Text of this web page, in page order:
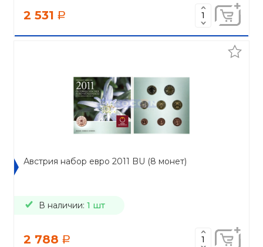
2 531 a
Австрия набор евро 2011 BU (8 монет)
В наличии: 1 шт
2 788 a